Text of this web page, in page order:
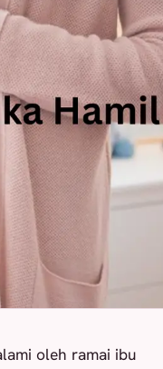
oleh ramai ibu